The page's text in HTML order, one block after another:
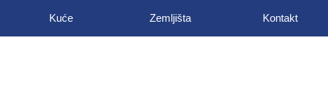
Kuće Zemljišta Kontakt